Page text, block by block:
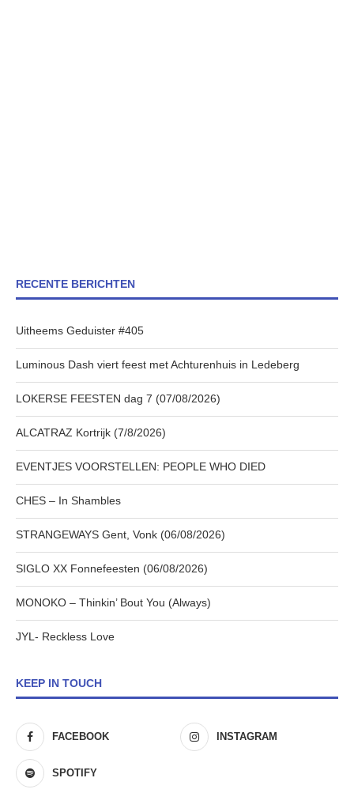
RECENTE BERICHTEN
Uitheems Geduister #405
Luminous Dash viert feest met Achturenhuis in Ledeberg
LOKERSE FEESTEN dag 7 (07/08/2026)
ALCATRAZ Kortrijk (7/8/2026)
EVENTJES VOORSTELLEN: PEOPLE WHO DIED
CHES – In Shambles
STRANGEWAYS Gent, Vonk (06/08/2026)
SIGLO XX Fonnefeesten (06/08/2026)
MONOKO – Thinkin’ Bout You (Always)
JYL- Reckless Love
KEEP IN TOUCH
FACEBOOK INSTAGRAM
SPOTIFY